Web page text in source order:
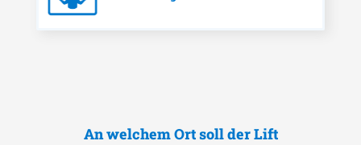
An welchem Ort soll der Lift